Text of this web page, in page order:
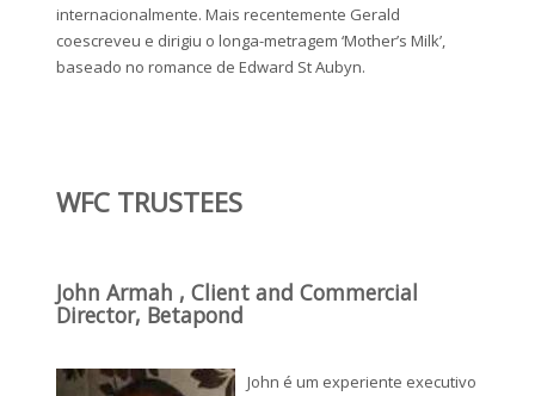
internacionalmente. Mais recentemente Gerald
coescreveu e dirigiu o longa-metragem ‘Mother’s Milk’,
baseado no romance de Edward St Aubyn.
WFC TRUSTEES
John Armah , Client and Commercial
Director, Betapond
John é um experiente executivo